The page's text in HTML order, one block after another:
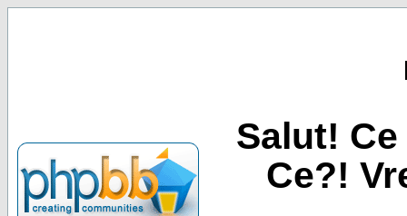
Salut!
Ce?!